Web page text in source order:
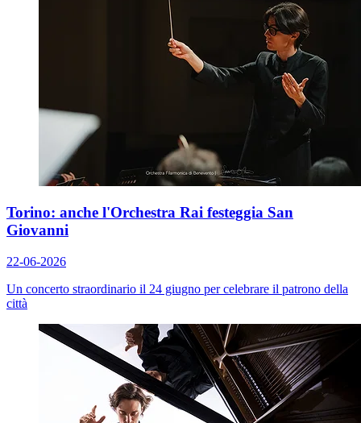
Torino: anche l'Orchestra Rai festeggia San
Giovanni
22-06-2026
Un concerto straordinario il 24 giugno per celebrare il patrono della
città